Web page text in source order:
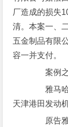
厂造成的损失
清。本案一、
五金制品有限
容一并支付。
案例之
雅马哈
天津港田发动
原告雅